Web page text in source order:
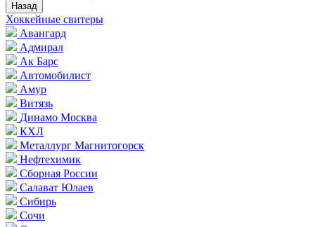
Назад
Хоккейные свитеры
Авангард
Адмирал
Ак Барс
Автомобилист
Амур
Витязь
Динамо Москва
КХЛ
Металлург Магнитогорск
Нефтехимик
Сборная России
Салават Юлаев
Сибирь
Сочи